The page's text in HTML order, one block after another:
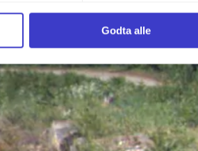
og hvordan vi samler inn og behandler
Godta alle